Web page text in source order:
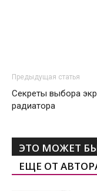
Предыдущая статья
Секреты выбора
радиатора
ЭТО МОЖЕТ
ЕЩЕ ОТ